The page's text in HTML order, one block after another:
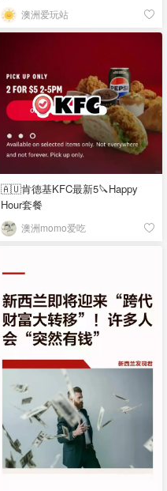
澳洲爱玩站
🇦🇺肯德基KFC最新5🔪Happy
Hour套餐
澳洲momo爱吃